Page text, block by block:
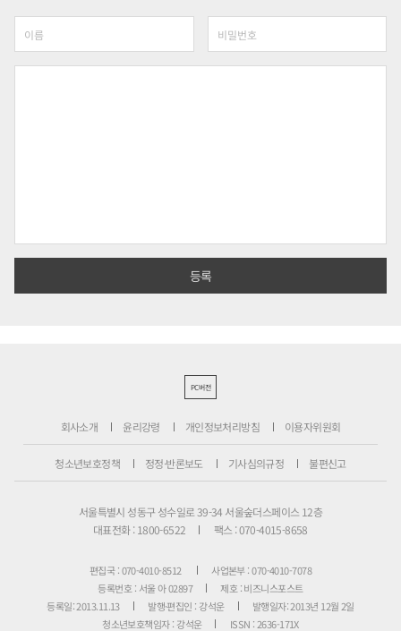
PC버전
회사소개 윤리강령 개인정보처리방침 이용자위원회
청소년보호정책 정정·반론보도 기사심의규정 불편신고
서울특별시 성동구 성수일로 39-34 서울숲더스페이스 12층
대표전화 : 1800-6522
팩스 : 070-4015-8658
편집국 : 070-4010-8512
사업본부 : 070-4010-7078
등록번호 : 서울 아 02897
제호 : 비즈니스포스트
등록일: 2013.11.13
발행·편집인 : 강석운
발행일자: 2013년 12월 2일
청소년보호책임자 : 강석운
ISSN : 2636-171X